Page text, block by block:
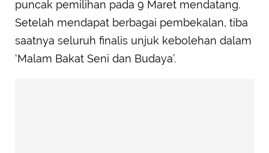
puncak pemilihan pada 9 Maret mendatang.
Setelah mendapat berbagai pembekalan, tiba
saatnya seluruh finalis unjuk kebolehan dalam
‘Malam Bakat Seni dan Budaya’.